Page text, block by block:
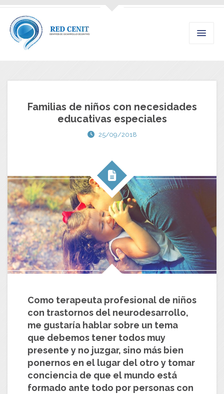
Familias de niños con necesidades
educativas especiales
25/09/2018
Como terapeuta profesional de niños
con trastornos del neurodesarrollo,
me gustaría hablar sobre un tema
que debemos tener todos muy
presente y no juzgar, sino más bien
ponernos en el lugar del otro y tomar
conciencia de que el mundo está
formado ante todo por personas con